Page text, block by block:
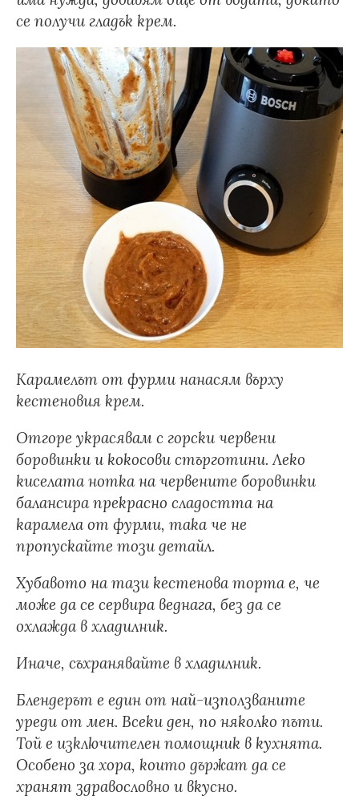
се получи гладък крем.
Карамелът от фурми нанасям върху
кестеновия крем.
Отгоре украсявам с горски червени
боровинки и кокосови стърготини. Леко
киселата нотка на червените боровинки
балансира прекрасно сладостта на
карамела от фурми, така че не
пропускайте този детайл.
Хубавото на тази кестенова торта е, че
може да се сервира веднага, без да се
охлажда в хладилник.
Иначе, съхранявайте в хладилник.
Блендерът е един от най-използваните
уреди от мен. Всеки ден, по няколко пъти.
Той е изключителен помощник в кухнята.
Особено за хора, които държат да се
хранят здравословно и вкусно.